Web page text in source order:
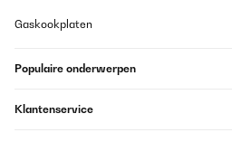
Gaskookplaten
Populaire onderwerpen
Klantenservice